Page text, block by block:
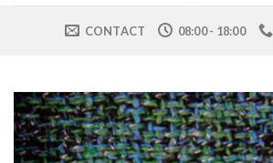
CONTACT 08:00 - 18:00